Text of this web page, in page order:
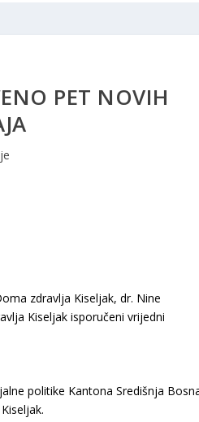
PET NOVIH
zdravlja Kiseljak, dr. Nine
Kiseljak isporučeni vrijedni
politike Kantona Središnja